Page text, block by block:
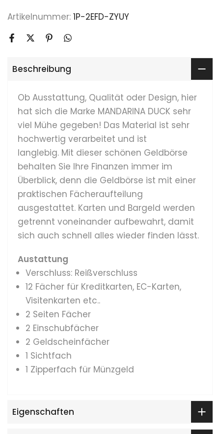
Artikelnummer: 1P-2EFD-ZYUY
Beschreibung
Ob Ausstattung, Qualität oder Design, hier
hat sich die Marke MANDARINA DUCK sehr
viel Mühe gegeben! Das Material ist sehr
hochwertig verarbeitet und ist
langlebig. Mit dieser schönen Geldbörse
behalten Sie Ihre Finanzen immer im
Überblick, denn die Geldbörse ist mit einer
praktischen Fächeraufteilung
ausgestattet. Karten und Bargeld werden
getrennt voneinander aufbewahrt, damit
sich auch schnell alles wieder finden lässt.
Austattung
Verschluss: Reißverschluss
12 Fächer für Kreditkarten, EC-Karten,
Visitenkarten etc..
2 Seiten Fächer
2 Einschubfächer
2 Geldscheinfächer
1 Sichtfach
1 Zipperfach für Münzgeld
Eigenschaften